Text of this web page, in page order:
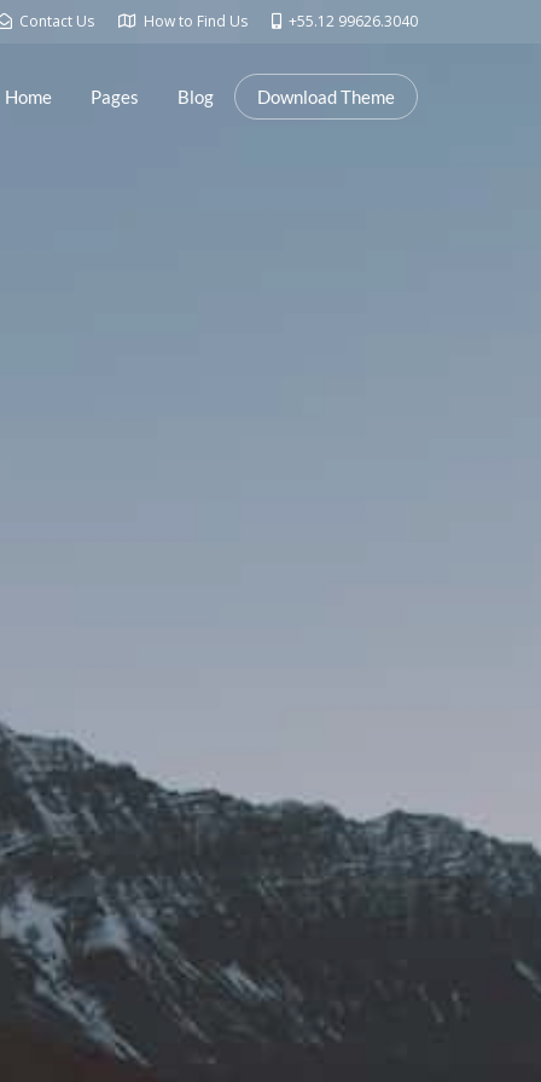
Contact Us How to Find Us +55.12 99626.3040
Home Pages Blog Download Theme